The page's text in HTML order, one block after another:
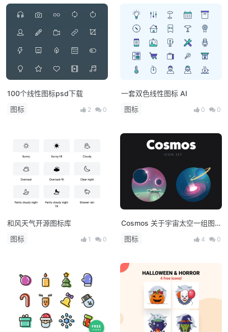
100个线性图标psd下载
图标
2 0
一套双色线性图标 AI
图标
0 0
和风天气开源图标库
图标
1 0
Cosmos 关于宇宙太空一组图
图标 4 0